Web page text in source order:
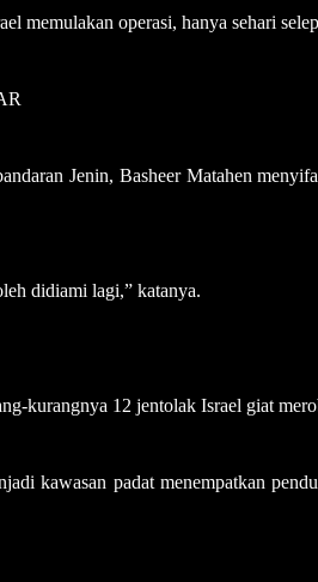
memulakan operasi, hanya sehari
Jenin, Basheer Matahen
didiami lagi,” katanya.
kurangnya 12 jentolak Israel giat
kawasan padat menempatkan